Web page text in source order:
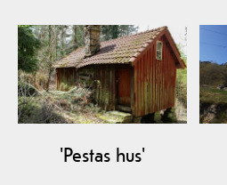
'Pestas hus'